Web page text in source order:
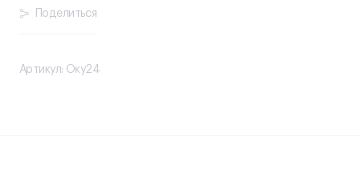
Поделиться
Артикул: Оку24